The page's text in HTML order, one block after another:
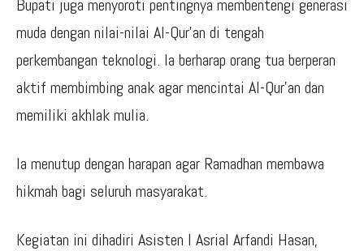
Bupati juga menyoroti pentingnya membentengi generasi
muda dengan nilai-nilai Al-Qur’an di tengah
perkembangan teknologi. Ia berharap orang tua berperan
aktif membimbing anak agar mencintai Al-Qur’an dan
memiliki akhlak mulia.
Ia menutup dengan harapan agar Ramadhan membawa
hikmah bagi seluruh masyarakat.
Kegiatan ini dihadiri Asisten I Asrial Arfandi Hasan,